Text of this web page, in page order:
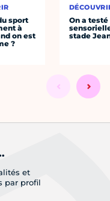
sport
à
on est
?
On a
stade
et
par profil